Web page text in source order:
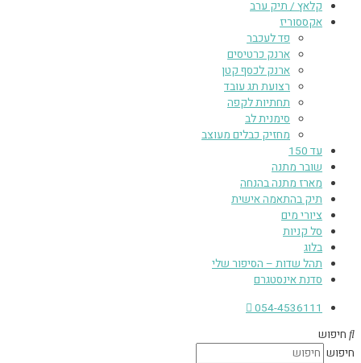
קלאץ / תיק ערב
אקססוריז
פד לעכבר
ארנק כרטיסים
ארנק לכסף קטן
רצועת תג עובד
תחתיות לקפה
סימנית לב
מחזיק כבלים מעוצב
עד 150
שובר מתנה
מארז מתנה בהנחה
תיק בהתאמה אישית
ציורי מים
סל קניות
בלוג
תהל שדות – הסיפור שלי
סדנת אינסטגרם
054-4536111
חיפוש
חיפוש